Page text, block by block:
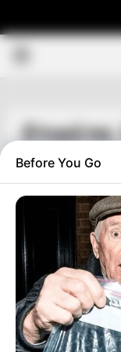
Before You Go